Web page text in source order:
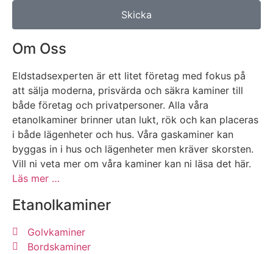
Skicka
Om Oss
Eldstadsexperten är ett litet företag med fokus på
att sälja moderna, prisvärda och säkra kaminer till
både företag och privatpersoner. Alla våra
etanolkaminer brinner utan lukt, rök och kan placeras
i både lägenheter och hus. Våra gaskaminer kan
byggas in i hus och lägenheter men kräver skorsten.
Vill ni veta mer om våra kaminer kan ni läsa det här.
Läs mer …
Etanolkaminer
Golvkaminer
Bordskaminer